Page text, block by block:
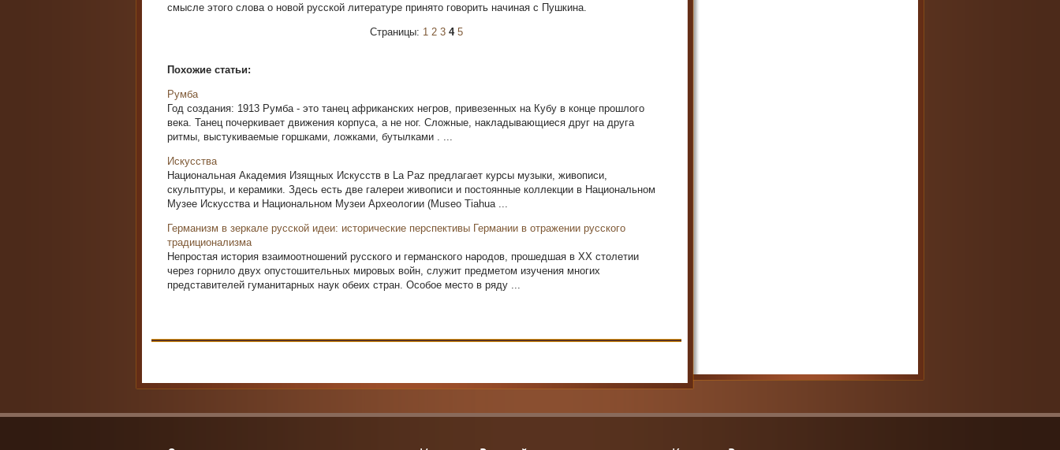
смысле этого слова о новой русской литературе принято говорить начиная с Пушкина.
Страницы: 1 2 3 4 5
Похожие статьи:
Румба
Год создания: 1913 Румба - это танец африканских негров, привезенных на Кубу в конце прошлого
века. Танец почеркивает движения корпуса, а не ног. Сложные, накладывающиеся друг на друга
ритмы, выстукиваемые горшками, ложками, бутылками . ...
Искусства
Национальная Академия Изящных Искусств в La Paz предлагает курсы музыки, живописи,
скульптуры, и керамики. Здесь есть две галереи живописи и постоянные коллекции в Национальном
Музее Искусства и Национальном Музеи Археологии (Museo Tiahua ...
Германизм в зеркале русской идеи: исторические перспективы Германии в отражении русского
традиционализма
Непростая история взаимоотношений русского и германского народов, прошедшая в XX столетии
через горнило двух опустошительных мировых войн, служит предметом изучения многих
представителей гуманитарных наук обеих стран. Особое место в ряду ...